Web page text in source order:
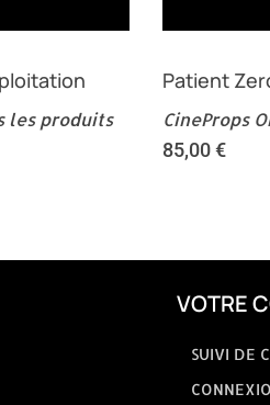
les produits
Patient
CineProps
85,00€
VOTRE
SUIVI DE